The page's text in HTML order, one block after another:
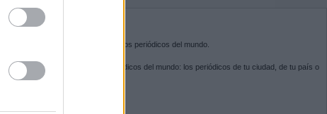
SOBRE KIOSKO.NET
es la puerta de entrada a los periódicos del mundo.
Navega por las portadas de los periódicos del mundo: los periódicos de tu ciudad, de tu país o
del otro extremo del mundo.